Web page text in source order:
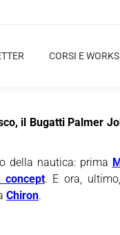
CORSI E
il Bugatti Palmer
della nautica: prima
concept. E ora,
Chiron.